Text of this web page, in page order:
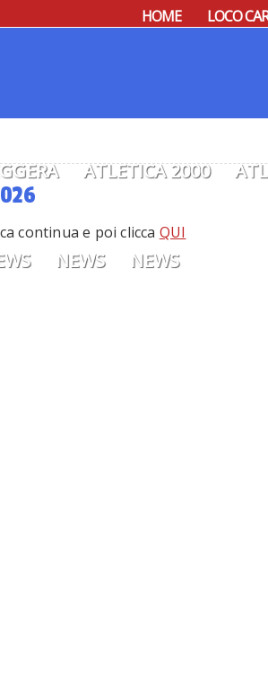
HOME LOCO
ATLETICA 2000
NEWS NEWS
continua e poi clicca QUI